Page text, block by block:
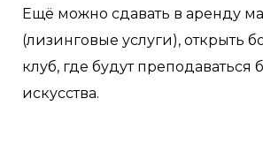
Ещё можно сдавать в аренду
(лизинговые услуги), открыть
клуб, где будут преподаваться
искусства.